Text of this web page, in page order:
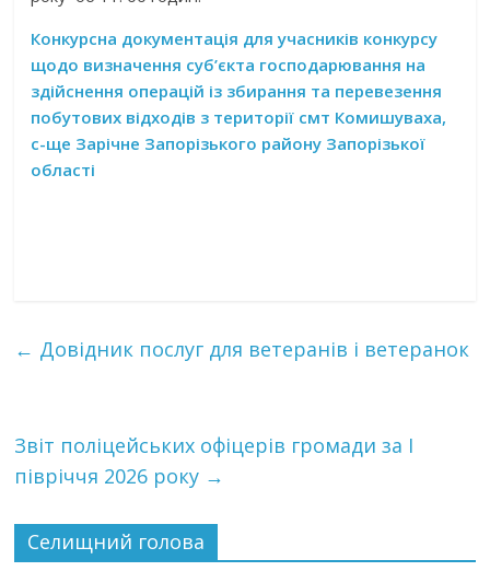
Конкурсна документація для учасників конкурсу
щодо визначення суб’єкта господарювання на
здійснення операцій із збирання та перевезення
побутових відходів з території смт Комишуваха,
с-ще Зарічне Запорізького району Запорізької
області
← Довідник послуг для ветеранів і ветеранок
Звіт поліцейських офіцерів громади за І
півріччя 2026 року →
Селищний голова